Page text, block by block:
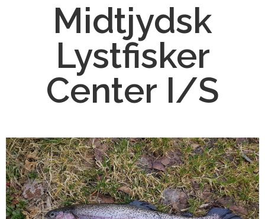
OM SIDENMidtjydsk
Lystfisker
Center I/S